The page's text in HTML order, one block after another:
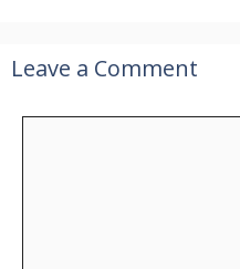
Leave a Comment